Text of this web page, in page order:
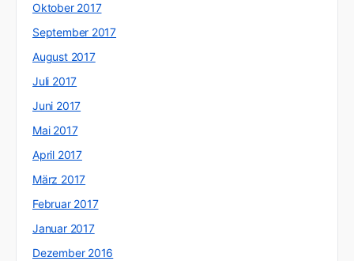
Oktober 2017
September 2017
August 2017
Juli 2017
Juni 2017
Mai 2017
April 2017
März 2017
Februar 2017
Januar 2017
Dezember 2016